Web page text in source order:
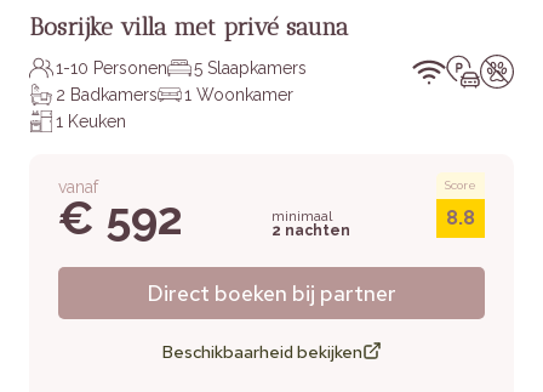
Bosrijke villa met privé sauna
1-10 Personen
5 Slaapkamers
2 Badkamers
1 Woonkamer
1 Keuken
vanaf
€ 592
minimaal
2 nachten
Score
8.8
Direct boeken bij partner
Beschikbaarheid bekijken